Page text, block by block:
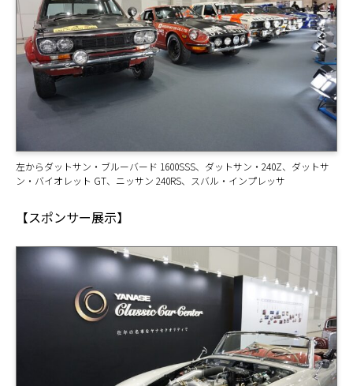
左からダットサン・ブルーバード 1600SSS、ダットサン・240Z、ダットサ
ン・バイオレット GT、ニッサン 240RS、スバル・インプレッサ
【スポンサー展示】